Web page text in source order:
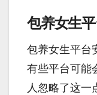
包养女生
包养女生平台
有些平台可能
人忽略了这一